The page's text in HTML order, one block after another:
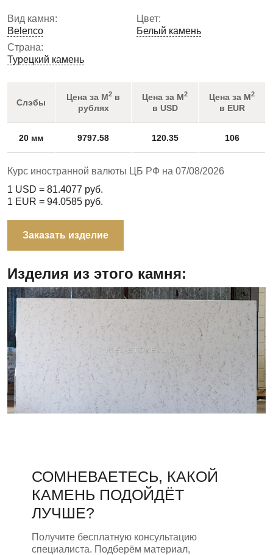
Вид камня:
Belenco
Цвет:
Белый камень
Страна:
Турецкий камень
Слэбы
Цена за М2 в
рублях
Цена за М2
в USD
Цена за М2
в EUR
20 мм 9797.58 120.35 106
Курс иностранной валюты ЦБ РФ на 07/08/2026
1 USD = 81.4077 руб.
1 EUR = 94.0585 руб.
Заказать изделие
Изделия из этого камня:
СОМНЕВАЕТЕСЬ, КАКОЙ
КАМЕНЬ ПОДОЙДЁТ
ЛУЧШЕ?
Получите бесплатную консультацию
специалиста. Подберём материал,